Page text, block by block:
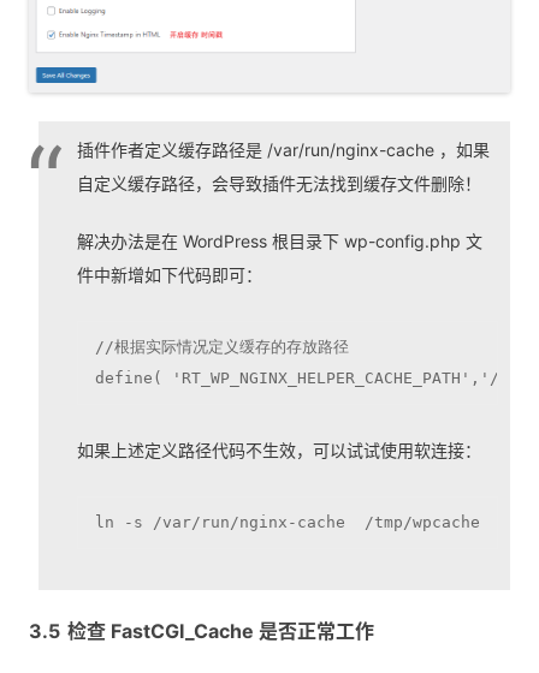
插件作者定义缓存路径是 /var/run/nginx-cache ，如果
自定义缓存路径，会导致插件无法找到缓存文件删除！
解决办法是在 WordPress 根目录下 wp-config.php 文
件中新增如下代码即可：
//根据实际情况定义缓存的存放路径
define( 'RT_WP_NGINX_HELPER_CACHE_PATH','/
如果上述定义路径代码不生效，可以试试使用软连接：
ln -s /var/run/nginx-cache  /tmp/wpcache
检查 FastCGI_Cache 是否正常工作